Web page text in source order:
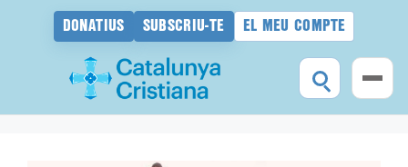
DONATIUS SUBSCRIU-TE EL MEU COMPTE